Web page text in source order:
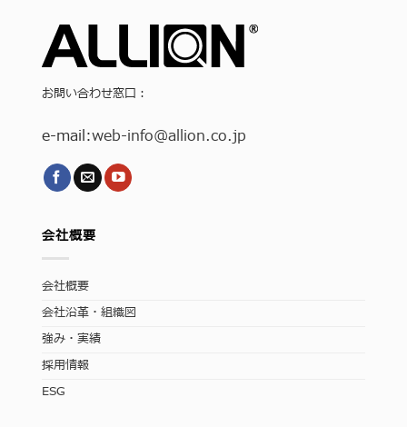
お問い合わせ窓口：
e-mail:web-info@allion.co.jp
会社概要
会社概要
会社沿革・組織図
強み・実績
採用情報
ESG